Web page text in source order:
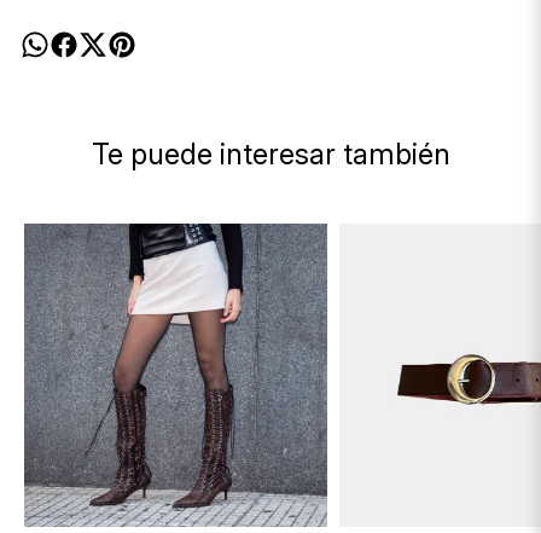
Te puede interesar también